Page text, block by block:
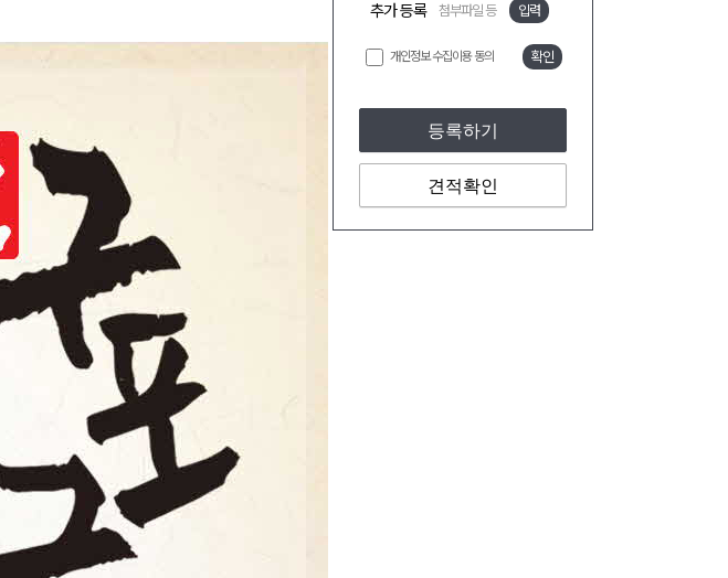
추가 등록 첨부파일 등 입력
개인정보 수집이용 동의 확인
등록하기
견적확인